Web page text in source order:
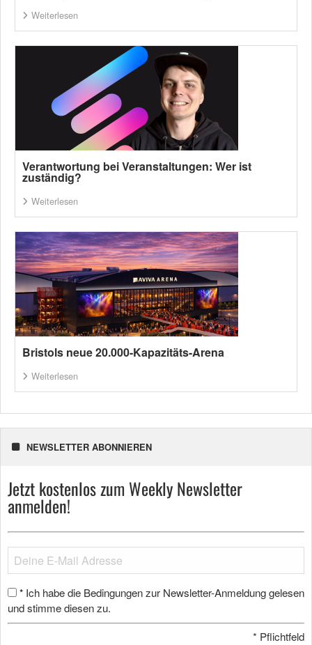
Weiterlesen
Verantwortung bei Veranstaltungen: Wer ist
zuständig?
Weiterlesen
Bristols neue 20.000-Kapazitäts-Arena
Weiterlesen
NEWSLETTER ABONNIEREN
Jetzt kostenlos zum Weekly Newsletter
anmelden!
* Ich habe die Bedingungen zur Newsletter-Anmeldung gelesen
und stimme diesen zu.
* Pflichtfeld